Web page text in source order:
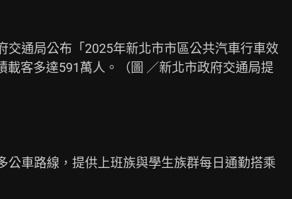
通局公布「2025年新北市市區公共汽車行車效
客多達591萬人。（圖 ／新北市政府交通局提
公車路線，提供上班族與學生族群每日通勤搭乘